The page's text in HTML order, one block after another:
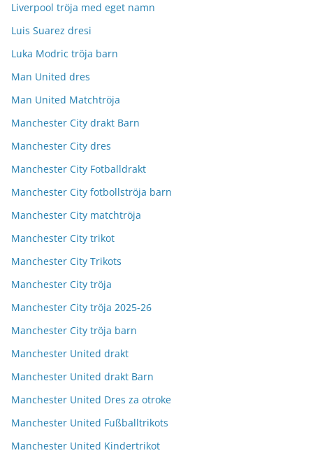
Liverpool tröja med eget namn
Luis Suarez dresi
Luka Modric tröja barn
Man United dres
Man United Matchtröja
Manchester City drakt Barn
Manchester City dres
Manchester City Fotballdrakt
Manchester City fotbollströja barn
Manchester City matchtröja
Manchester City trikot
Manchester City Trikots
Manchester City tröja
Manchester City tröja 2025-26
Manchester City tröja barn
Manchester United drakt
Manchester United drakt Barn
Manchester United Dres za otroke
Manchester United Fußballtrikots
Manchester United Kindertrikot